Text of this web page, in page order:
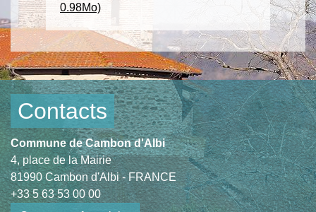
0.98Mo)
Contacts
Commune de Cambon d'Albi
4, place de la Mairie
81990 Cambon d'Albi - FRANCE
+33 5 63 53 00 00